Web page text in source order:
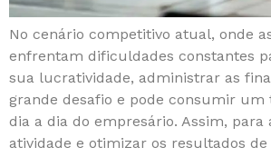
No cenário competitivo atual, onde
enfrentam dificuldades constantes
sua lucratividade, administrar as
grande desafio e pode consumir um
dia a dia do empresário. Assim, para
atividade e otimizar os resultados